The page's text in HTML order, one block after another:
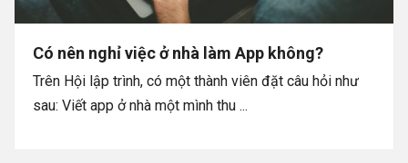
Có nên nghỉ việc ở nhà làm App không?
Trên Hội lập trình, có một thành viên đặt câu hỏi như
sau: Viết app ở nhà một mình thu ...